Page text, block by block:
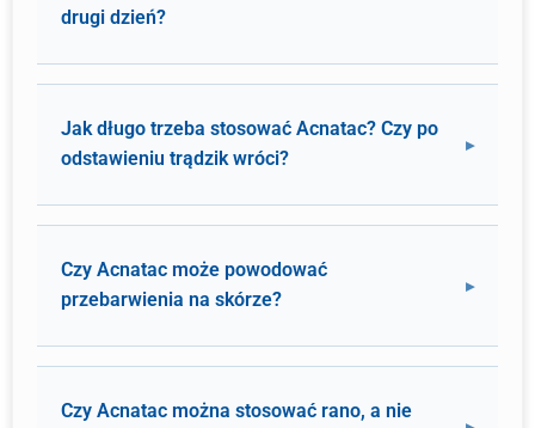
drugi dzień?
Jak długo trzeba stosować Acnatac? Czy po
odstawieniu trądzik wróci?
Czy Acnatac może powodować
przebarwienia na skórze?
Czy Acnatac można stosować rano, a nie